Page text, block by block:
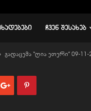
ᲩᲕᲔᲜ ᲨᲔᲡᲐᲮᲔᲑ
გადაცემა “ღია ეთერი” 09-11-